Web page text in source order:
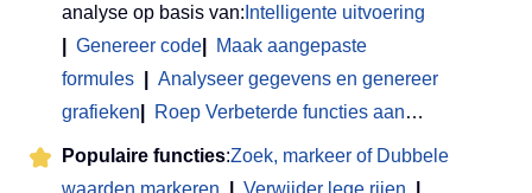
analyse op basis van: Intelligente uitvoering
Genereer code
Maak aangepaste
formules
Analyseer gegevens en genereer
grafieken
Roep Verbeterde functies aan…
Populaire functies:Zoek, markeer of Dubbele
waarden markeren
Verwijder lege rijen